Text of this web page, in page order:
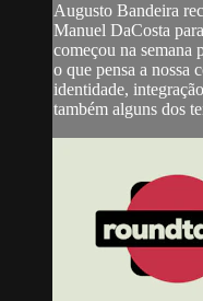
Augusto Bandeira
Manuel DaCosta
começou na semana
o que pensa a nossa
identidade,
também alguns dos